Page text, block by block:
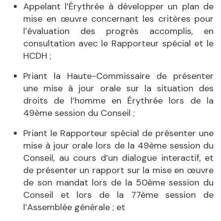
Appelant l’Érythrée à développer un plan de
mise en œuvre concernant les critères pour
l’évaluation des progrès accomplis, en
consultation avec le Rapporteur spécial et le
HCDH ;
Priant la Haute-Commissaire de présenter
une mise à jour orale sur la situation des
droits de l’homme en Érythrée lors de la
49ème session du Conseil ;
Priant le Rapporteur spécial de présenter une
mise à jour orale lors de la 49ème session du
Conseil, au cours d’un dialogue interactif, et
de présenter un rapport sur la mise en œuvre
de son mandat lors de la 50ème session du
Conseil et lors de la 77ème session de
l’Assemblée générale ; et